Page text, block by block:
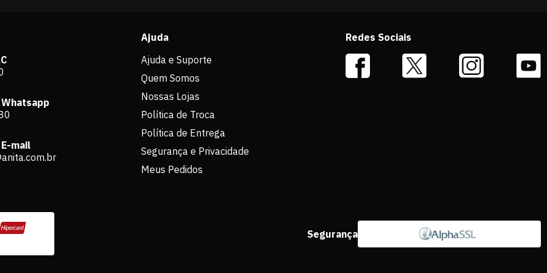
mail
Ajuda
Ajuda e Suporte
Quem Somos
Nossas Lojas
Política de Troca
Política de Entrega
Segurança e Privacidade
Meus Pedidos
Redes Sociais
Segurança